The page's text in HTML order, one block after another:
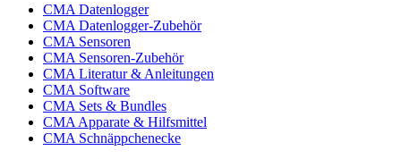
CMA Datenlogger
CMA Datenlogger-Zubehör
CMA Sensoren
CMA Sensoren-Zubehör
CMA Literatur & Anleitungen
CMA Software
CMA Sets & Bundles
CMA Apparate & Hilfsmittel
CMA Schnäppchenecke